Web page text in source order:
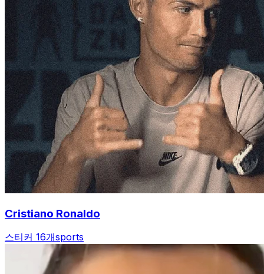
Cristiano Ronaldo
스티커 16개sports